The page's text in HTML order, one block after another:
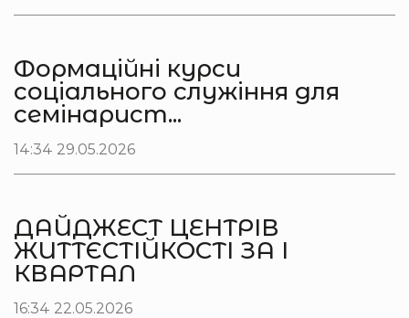
Формаційні курси
соціального служіння для
семінарист...
14:34 29.05.2026
ДАЙДЖЕСТ ЦЕНТРІВ
ЖИТТЄСТІЙКОСТІ ЗА І
КВАРТАЛ
16:34 22.05.2026